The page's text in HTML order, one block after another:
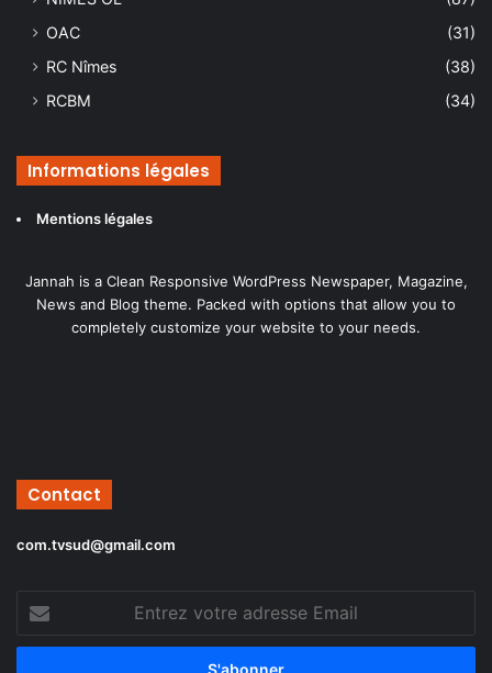
OAC
(31)
RC Nîmes
(38)
RCBM
(34)
Informations légales
Mentions légales
Jannah is a Clean Responsive WordPress Newspaper, Magazine,
News and Blog theme. Packed with options that allow you to
completely customize your website to your needs.
Contact
com.tvsud@gmail.com
votre
adresse